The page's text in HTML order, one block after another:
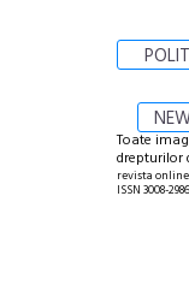
Toate
drepturilor
revista
ISSN 3008-